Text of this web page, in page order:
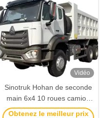
Vidéo
Sinotruk Hohan de seconde
main 6x4 10 roues camion
de décharge U Shape Howo
Obtenez le meilleur prix